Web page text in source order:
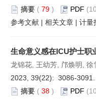
摘要 ( 79 ) PDF
参考文献 | 相关文章 | 计量
生命意义感在ICU护士职
龙锦花, 王幼芳, 邝焕明, 徐
2023, 39(22): 3086-3091.
摘要 ( 38 ) PDF